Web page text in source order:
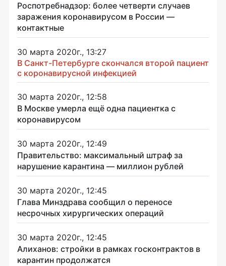
Роспотребнадзор: более четверти случаев
заражения коронавирусом в России —
контактные
30 марта 2020г., 13:27
В Санкт-Петербурге скончался второй пациент
с коронавирусной инфекцией
30 марта 2020г., 12:58
В Москве умерла ещё одна пациентка с
коронавирусом
30 марта 2020г., 12:49
Правительство: максимальный штраф за
нарушение карантина — миллион рублей
30 марта 2020г., 12:45
Глава Минздрава сообщил о переносе
несрочных хирургических операций
30 марта 2020г., 12:45
Алиханов: стройки в рамках госконтрактов в
карантин продолжатся